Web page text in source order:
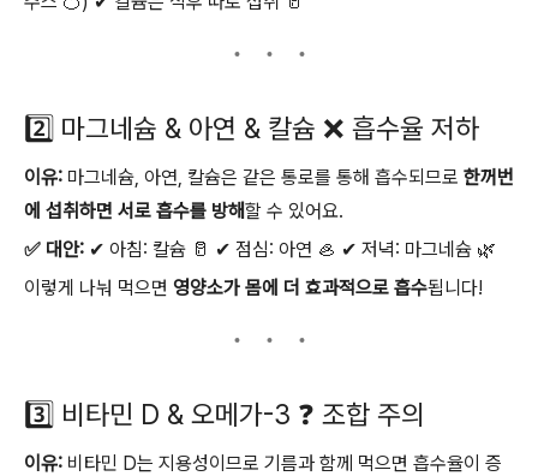
2️⃣ 마그네슘 & 아연 & 칼슘 ❌ 흡수율 저하
이유: 마그네슘, 아연, 칼슘은 같은 통로를 통해 흡수되므로 한꺼번
에 섭취하면 서로 흡수를 방해할 수 있어요.
✅ 대안: ✔ 아침: 칼슘 🥛 ✔ 점심: 아연 🦪 ✔ 저녁: 마그네슘 🌿
이렇게 나눠 먹으면 영양소가 몸에 더 효과적으로 흡수됩니다!
3️⃣ 비타민 D & 오메가-3 ❓ 조합 주의
이유: 비타민 D는 지용성이므로 기름과 함께 먹으면 흡수율이 증